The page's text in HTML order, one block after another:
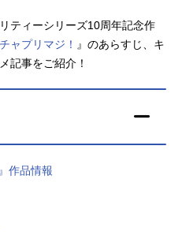
声優記事一覧
実写化映画一覧
US
ティーシリーズ10周年記念作
ャプリマジ！ 』のあらすじ、キ
記事をご紹介！
作品情報